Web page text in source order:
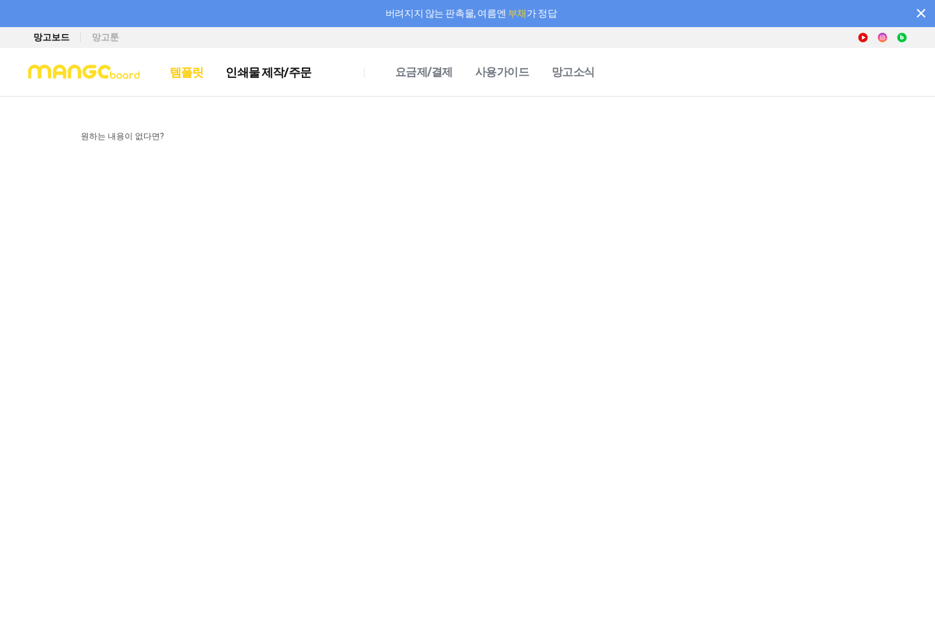
버려지지 않는 판촉물, 여름엔 부채가 정답
망고보드 망고툰
템플릿 인쇄물 제작/주문 요금제/결제 사용가이드 망고소식
원하는 내용이 없다면?